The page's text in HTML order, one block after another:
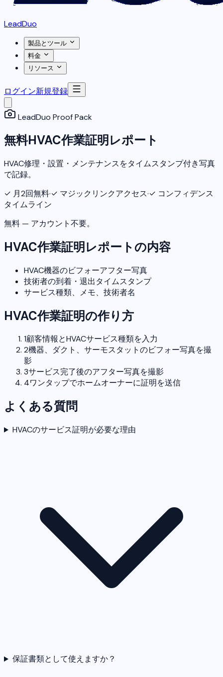
LeadDuo
製品とツール
料金
リソース
ログイン新規登録
LeadDuo Proof Pack
無料HVAC作業証明レポート
HVAC修理・設置・メンテナンスをタイムスタンプ付き写真
で記録。
✓ 月2回無料·✓ マジックリンクアクセス·✓ コンフィデンス
タイムライン
無料 — アカウント不要。
HVAC作業証明レポートの内容
HVAC機器のビフォーアフター写真
技術者の到着・退出タイムスタンプ
サービス種類、メモ、技術者名
HVAC作業証明の作り方
1顧客情報とHVACサービス種類を入力
2機器、ダクト、サーモスタットのビフォー写真を撮
影
3サービス完了後のアフター写真を撮影
4ワンタップでホームオーナーに証明を送信
よくある質問
HVACのサービス証明が必要な理由
保証書類として使えますか？